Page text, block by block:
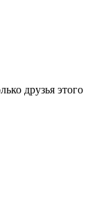
друзья этого